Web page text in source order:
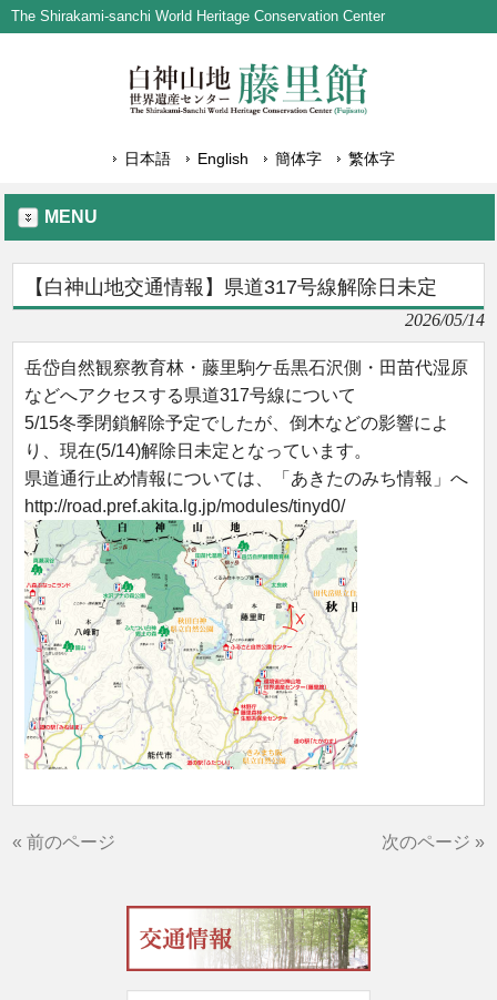
The Shirakami-sanchi World Heritage Conservation Center
日本語 English 簡体字 繁体字
MENU
【白神山地交通情報】県道317号線解除日未定
2026/05/14
岳岱自然観察教育林・藤里駒ケ岳黒石沢側・田苗代湿原
などへアクセスする県道317号線について
5/15冬季閉鎖解除予定でしたが、倒木などの影響によ
り、現在(5/14)解除日未定となっています。
県道通行止め情報については、「あきたのみち情報」へ
http://road.pref.akita.lg.jp/modules/tinyd0/
« 前のページ 次のページ »